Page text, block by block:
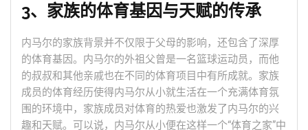
3、家族的体育基因与天赋的传承
内马尔的家族背景并不仅限于父母的影响，还包含了深厚
的体育基因。内马尔的外祖父曾是一名篮球运动员，而他
的叔叔和其他亲戚也在不同的体育项目中有所成就。家族
成员的体育经历使得内马尔从小就生活在一个充满体育氛
围的环境中，家族成员对体育的热爱也激发了内马尔的兴
趣和天赋。可以说，内马尔从小便在这样一个“体育之家”中